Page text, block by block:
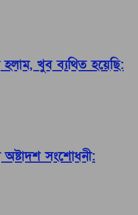
হলাম, খুব ব্যথিত হয়েছি:
সংশোধনী: